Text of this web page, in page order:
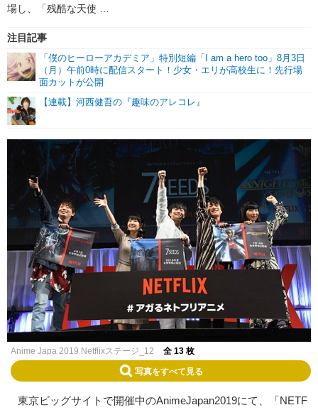
場し、「残酷な天使 …
注目記事
「僕のヒーローアカデミア」特別短編「I am a hero too」8月3日
（月）午前0時に配信スタート！少女・エリが高校生に！先行場
面カットが公開
【連載】河西健吾の『趣味のアレコレ』
Anime Japa 2019 Netflixステージ_12 全 13 枚
写真をすべて見る
東京ビッグサイトで開催中のAnimeJapan2019にて、「NETF